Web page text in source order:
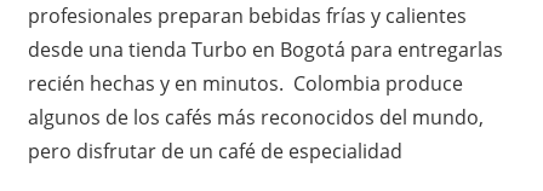
profesionales preparan bebidas frías y calientes
desde una tienda Turbo en Bogotá para entregarlas
recién hechas y en minutos. Colombia produce
algunos de los cafés más reconocidos del mundo,
pero disfrutar de un café de especialidad